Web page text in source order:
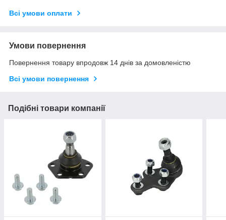
Всі умови оплати
Умови повернення
Повернення товару впродовж 14 днів за домовленістю
Всі умови повернення
Подібні товари компанії